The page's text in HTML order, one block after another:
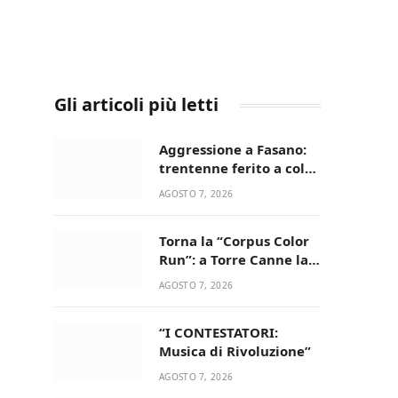
Gli articoli più letti
Aggressione a Fasano:
trentenne ferito a colpi
di pistola in casa
AGOSTO 7, 2026
Torna la “Corpus Color
Run”: a Torre Canne la
corsa più allegra e
AGOSTO 7, 2026
“I CONTESTATORI:
Musica di Rivoluzione”
AGOSTO 7, 2026